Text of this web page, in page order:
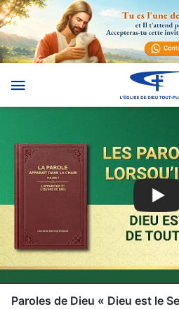
Paroles de Dieu « Dieu est le